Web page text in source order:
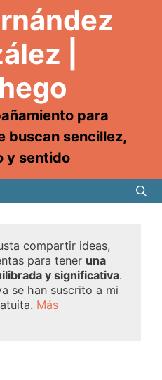
|
para
buscan sencillez,
y sentido
compartir ideas,
para tener una
y significativa.
se han suscrito a mi
Más